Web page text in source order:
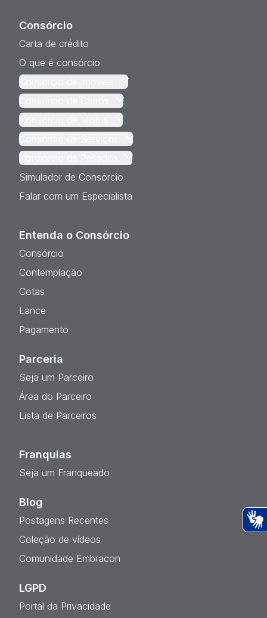
Consórcio
Carta de crédito
O que é consórcio
Consórcio de Imóveis
Consórcio de Carros
Consórcio de Motos
Consórcio de Serviços
Consórcio de Pesados
Simulador de Consórcio
Falar com um Especialista
Entenda o Consórcio
Consórcio
Contemplação
Cotas
Lance
Pagamento
Parceria
Seja um Parceiro
Área do Parceiro
Lista de Parceiros
Franquias
Seja um Franqueado
Blog
Postagens Recentes
Coleção de vídeos
Comunidade Embracon
LGPD
Portal da Privacidade